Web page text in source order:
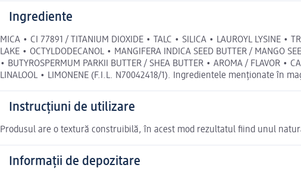
Ingrediente
MICA • CI 77891 / TITANIUM DIOXIDE • TALC • SILICA • LAUROYL LYSINE •
LAKE • OCTYLDODECANOL • MANGIFERA INDICA SEED BUTTER / MANGO
• BUTYROSPERMUM PARKII BUTTER / SHEA BUTTER • AROMA / FLAVOR •
LINALOOL • LIMONENE (F.I.L. N70042418/1). Ingredientele menționate în
Instrucțiuni de utilizare
Produsul are o textură construibilă, în acest mod rezultatul fiind unul
Informații de depozitare